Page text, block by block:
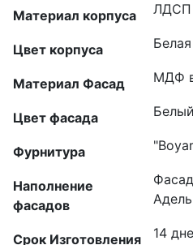
Материал корпуса
ЛДСП
Цвет корпуса
Материал Фасад МДФ
Цвет фасада
Фурнитура
Наполнение
фасадов
Срок Изготовления 14